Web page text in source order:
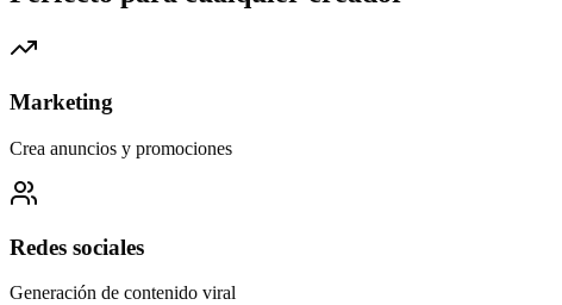
Marketing
Crea anuncios y promociones
Redes sociales
Generación de contenido viral